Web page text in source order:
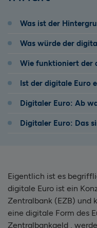
Was ist der
Was würde der
Wie funktioniert der
Ist der digitale Euro
Digitaler Euro: Ab
Digitaler Euro: Das
Eigentlich ist es
digitale Euro ist ein
Zentralbank (EZB) und
eine digitale Form des
Zentralbankgeld ,